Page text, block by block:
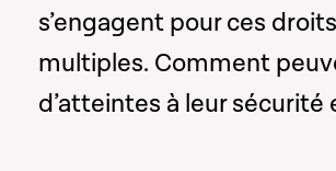
s’engagent pour ces
multiples. Comment
d’atteintes à leur sécurité